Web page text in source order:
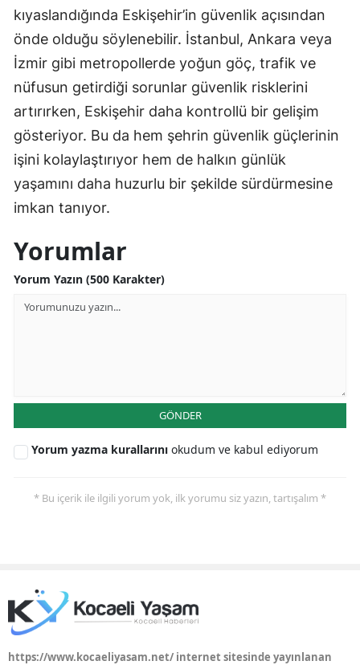
Iğdır
Yalova
Karabük
Kilis
Osmaniye
Düzce
kıyaslandığında Eskişehir’in güvenlik açısından
önde olduğu söylenebilir. İstanbul, Ankara veya
İzmir gibi metropollerde yoğun göç, trafik ve
nüfusun getirdiği sorunlar güvenlik risklerini
artırırken, Eskişehir daha kontrollü bir gelişim
gösteriyor. Bu da hem şehrin güvenlik güçlerinin
işini kolaylaştırıyor hem de halkın günlük
yaşamını daha huzurlu bir şekilde sürdürmesine
imkan tanıyor.
Yorumlar
Yorum Yazın (500 Karakter)
GÖNDER
Yorum yazma kurallarını okudum ve kabul ediyorum
* Bu içerik ile ilgili yorum yok, ilk yorumu siz yazın, tartışalım *
https://www.kocaeliyasam.net/ internet sitesinde yayınlanan